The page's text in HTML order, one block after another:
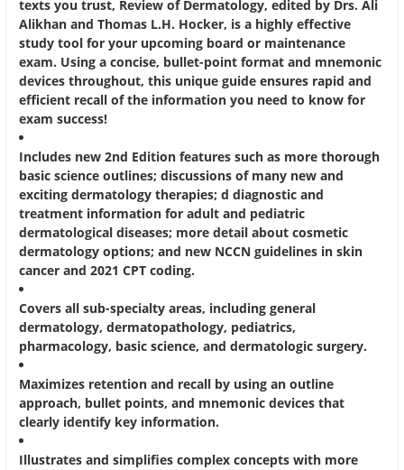
texts you trust, Review of Dermatology, edited by Drs. Ali
Alikhan and Thomas L.H. Hocker, is a highly effective
study tool for your upcoming board or maintenance
exam. Using a concise, bullet-point format and mnemonic
devices throughout, this unique guide ensures rapid and
efficient recall of the information you need to know for
exam success!
Includes new 2nd Edition features such as more thorough
basic science outlines; discussions of many new and
exciting dermatology therapies; d diagnostic and
treatment information for adult and pediatric
dermatological diseases; more detail about cosmetic
dermatology options; and new NCCN guidelines in skin
cancer and 2021 CPT coding.
Covers all sub-specialty areas, including general
dermatology, dermatopathology, pediatrics,
pharmacology, basic science, and dermatologic surgery.
Maximizes retention and recall by using an outline
approach, bullet points, and mnemonic devices that
clearly identify key information.
Illustrates and simplifies complex concepts with more